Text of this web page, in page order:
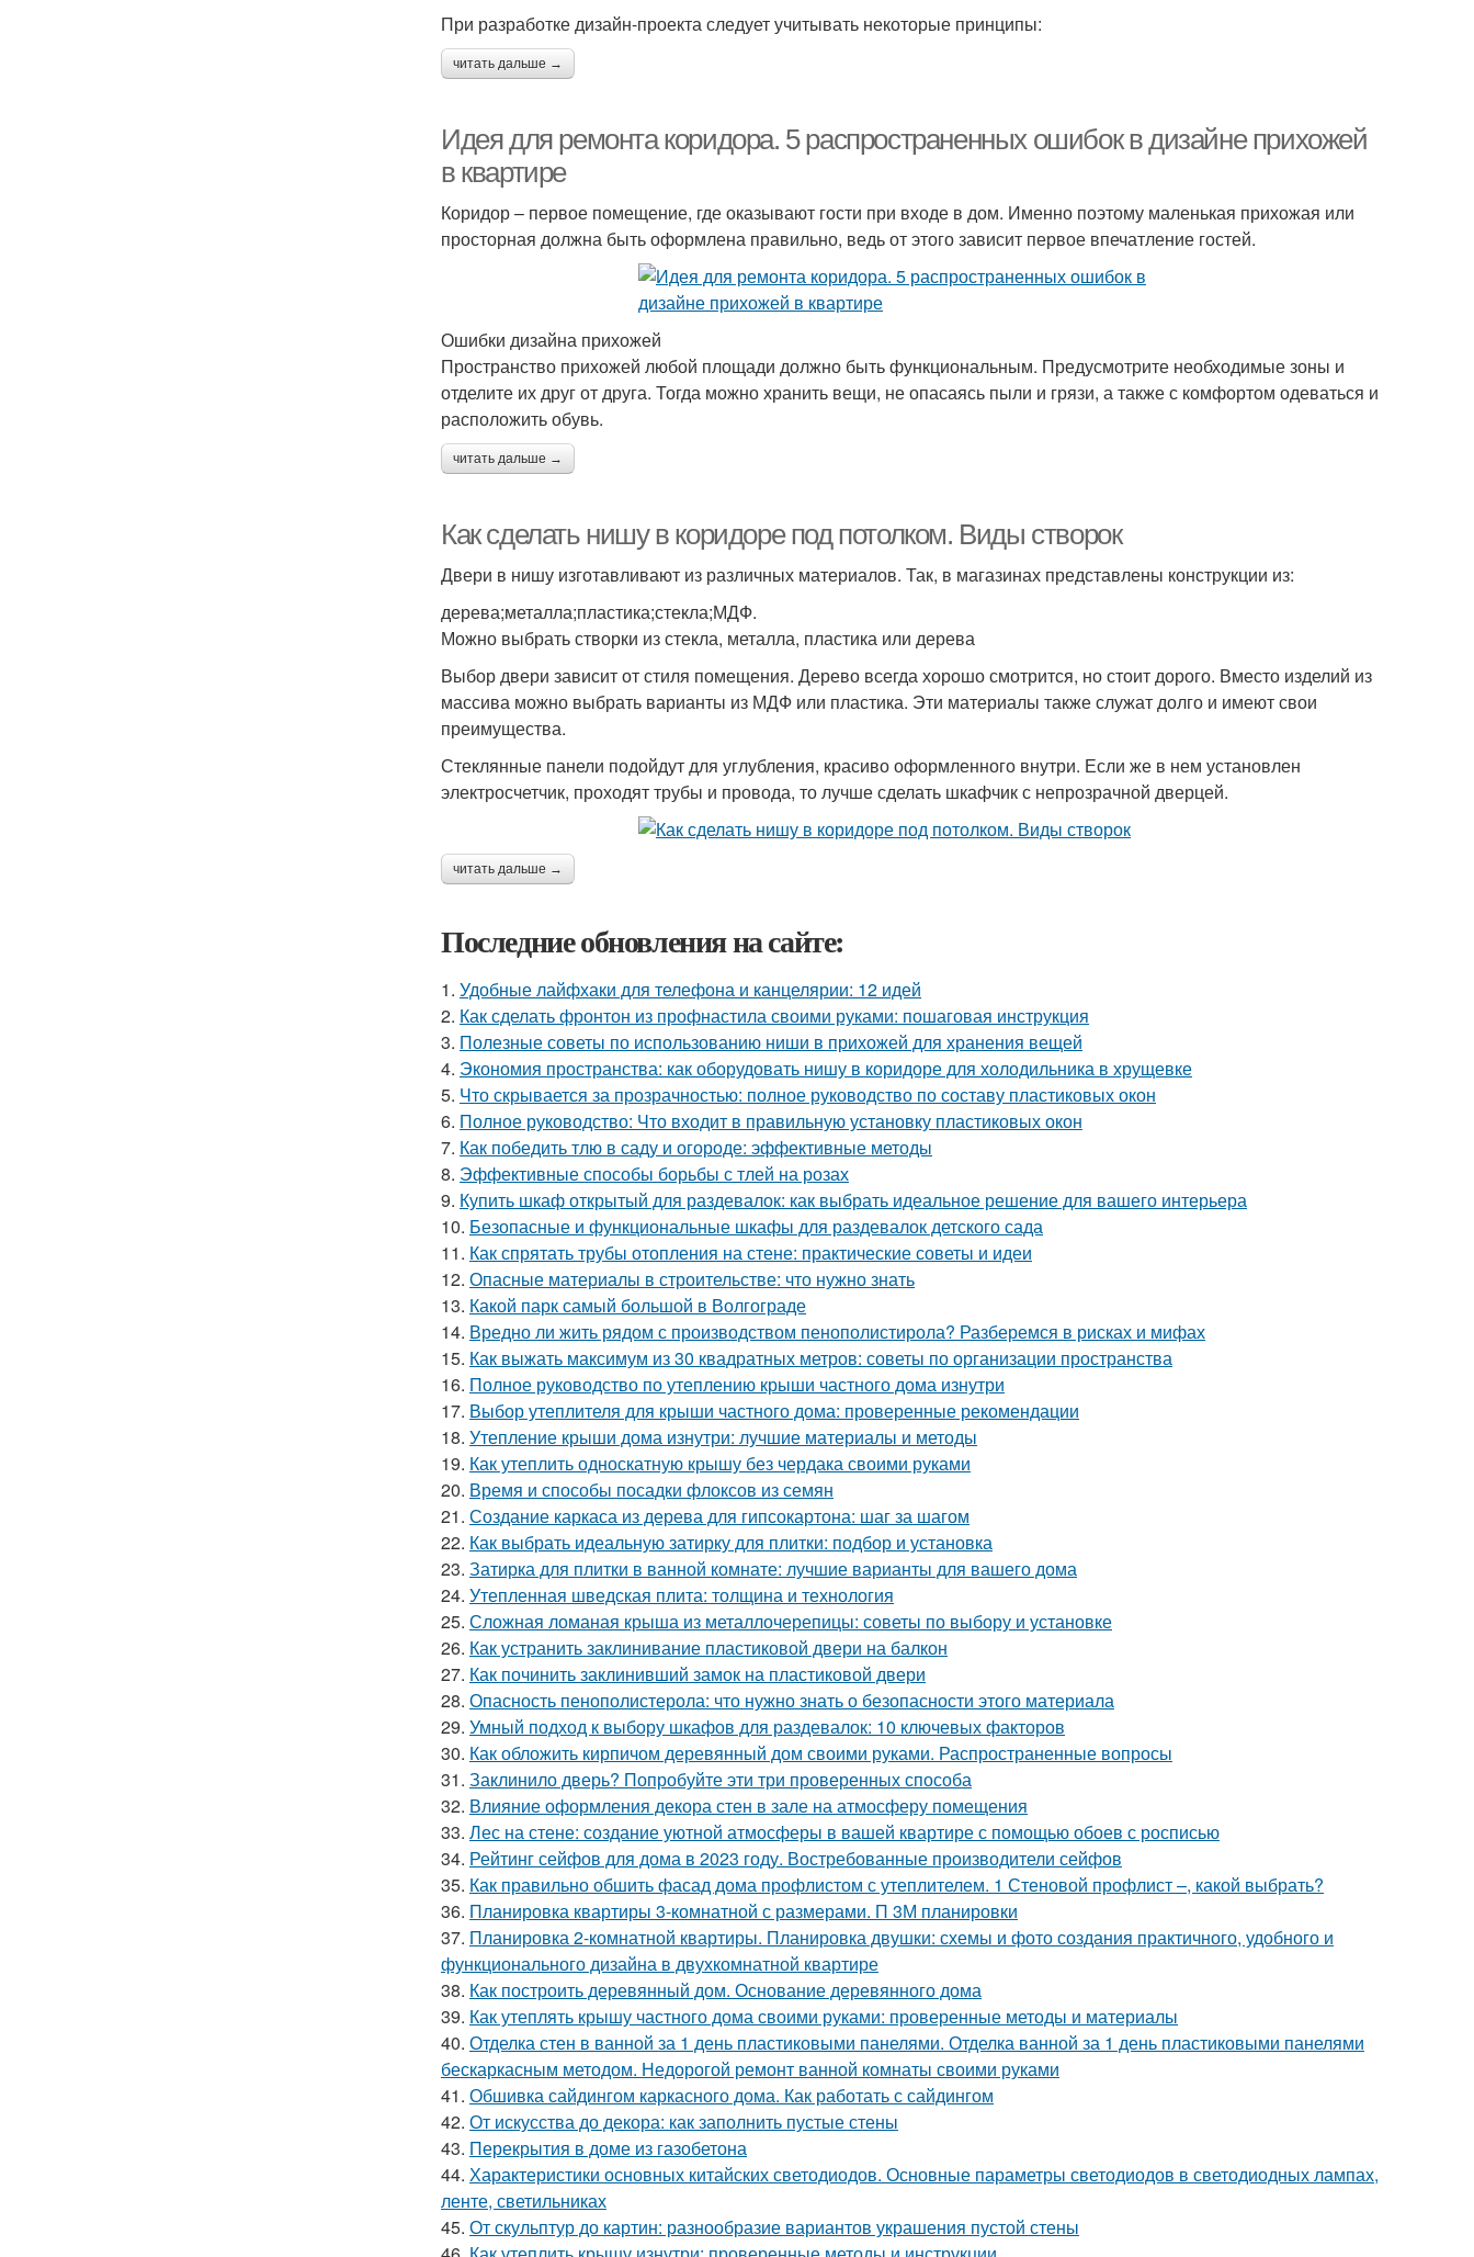
При разработке дизайн-проекта следует учитывать некоторые принципы:
читать дальше →
Идея для ремонта коридора. 5 распространенных ошибок в дизайне прихожей
в квартире
Коридор – первое помещение, где оказывают гости при входе в дом. Именно поэтому маленькая прихожая или
просторная должна быть оформлена правильно, ведь от этого зависит первое впечатление гостей.
Ошибки дизайна прихожей
Пространство прихожей любой площади должно быть функциональным. Предусмотрите необходимые зоны и
отделите их друг от друга. Тогда можно хранить вещи, не опасаясь пыли и грязи, а также с комфортом одеваться и
расположить обувь.
читать дальше →
Как сделать нишу в коридоре под потолком. Виды створок
Двери в нишу изготавливают из различных материалов. Так, в магазинах представлены конструкции из:
дерева;металла;пластика;стекла;МДФ.
Можно выбрать створки из стекла, металла, пластика или дерева
Выбор двери зависит от стиля помещения. Дерево всегда хорошо смотрится, но стоит дорого. Вместо изделий из
массива можно выбрать варианты из МДФ или пластика. Эти материалы также служат долго и имеют свои
преимущества.
Стеклянные панели подойдут для углубления, красиво оформленного внутри. Если же в нем установлен
электросчетчик, проходят трубы и провода, то лучше сделать шкафчик с непрозрачной дверцей.
читать дальше →
Последние обновления на сайте:
1. Удобные лайфхаки для телефона и канцелярии: 12 идей
2. Как сделать фронтон из профнастила своими руками: пошаговая инструкция
3. Полезные советы по использованию ниши в прихожей для хранения вещей
4. Экономия пространства: как оборудовать нишу в коридоре для холодильника в хрущевке
5. Что скрывается за прозрачностью: полное руководство по составу пластиковых окон
6. Полное руководство: Что входит в правильную установку пластиковых окон
7. Как победить тлю в саду и огороде: эффективные методы
8. Эффективные способы борьбы с тлей на розах
9. Купить шкаф открытый для раздевалок: как выбрать идеальное решение для вашего интерьера
10. Безопасные и функциональные шкафы для раздевалок детского сада
11. Как спрятать трубы отопления на стене: практические советы и идеи
12. Опасные материалы в строительстве: что нужно знать
13. Какой парк самый большой в Волгограде
14. Вредно ли жить рядом с производством пенополистирола? Разберемся в рисках и мифах
15. Как выжать максимум из 30 квадратных метров: советы по организации пространства
16. Полное руководство по утеплению крыши частного дома изнутри
17. Выбор утеплителя для крыши частного дома: проверенные рекомендации
18. Утепление крыши дома изнутри: лучшие материалы и методы
19. Как утеплить односкатную крышу без чердака своими руками
20. Время и способы посадки флоксов из семян
21. Создание каркаса из дерева для гипсокартона: шаг за шагом
22. Как выбрать идеальную затирку для плитки: подбор и установка
23. Затирка для плитки в ванной комнате: лучшие варианты для вашего дома
24. Утепленная шведская плита: толщина и технология
25. Сложная ломаная крыша из металлочерепицы: советы по выбору и установке
26. Как устранить заклинивание пластиковой двери на балкон
27. Как починить заклинивший замок на пластиковой двери
28. Опасность пенополистерола: что нужно знать о безопасности этого материала
29. Умный подход к выбору шкафов для раздевалок: 10 ключевых факторов
30. Как обложить кирпичом деревянный дом своими руками. Распространенные вопросы
31. Заклинило дверь? Попробуйте эти три проверенных способа
32. Влияние оформления декора стен в зале на атмосферу помещения
33. Лес на стене: создание уютной атмосферы в вашей квартире с помощью обоев с росписью
34. Рейтинг сейфов для дома в 2023 году. Востребованные производители сейфов
35. Как правильно обшить фасад дома профлистом с утеплителем. 1 Стеновой профлист –, какой выбрать?
36. Планировка квартиры 3-комнатной с размерами. П 3М планировки
37. Планировка 2-комнатной квартиры. Планировка двушки: схемы и фото создания практичного, удобного и
функционального дизайна в двухкомнатной квартире
38. Как построить деревянный дом. Основание деревянного дома
39. Как утеплять крышу частного дома своими руками: проверенные методы и материалы
40. Отделка стен в ванной за 1 день пластиковыми панелями. Отделка ванной за 1 день пластиковыми панелями
бескаркасным методом. Недорогой ремонт ванной комнаты своими руками
41. Обшивка сайдингом каркасного дома. Как работать с сайдингом
42. От искусства до декора: как заполнить пустые стены
43. Перекрытия в доме из газобетона
44. Характеристики основных китайских светодиодов. Основные параметры светодиодов в светодиодных лампах,
ленте, светильниках
45. От скульптур до картин: разнообразие вариантов украшения пустой стены